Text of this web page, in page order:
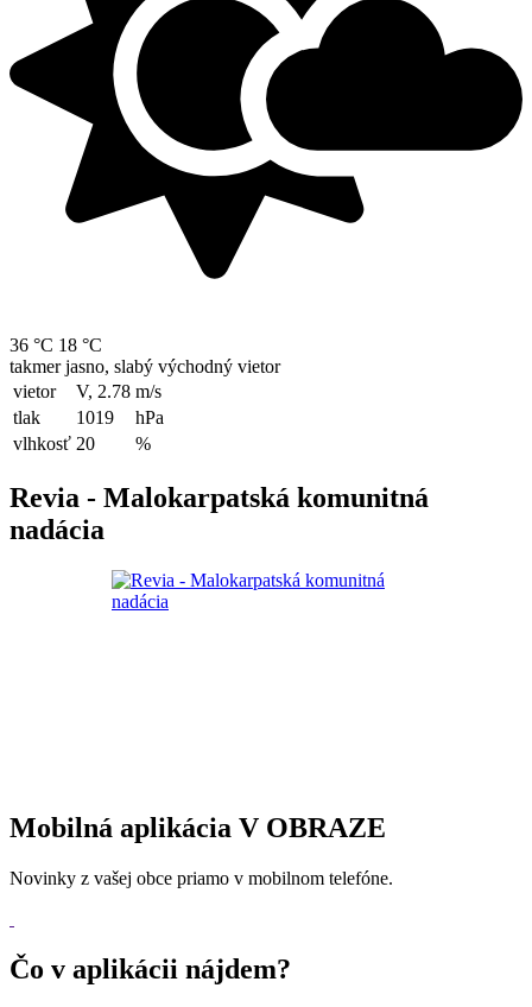
36 °C 18 °C
takmer jasno, slabý východný vietor
vietor
V, 2.78 m/s
tlak
1019
hPa
vlhkosť 20 %
Revia - Malokarpatská komunitná
nadácia
Mobilná aplikácia V OBRAZE
Novinky z vašej obce priamo v mobilnom telefóne.
Čo v aplikácii nájdem?